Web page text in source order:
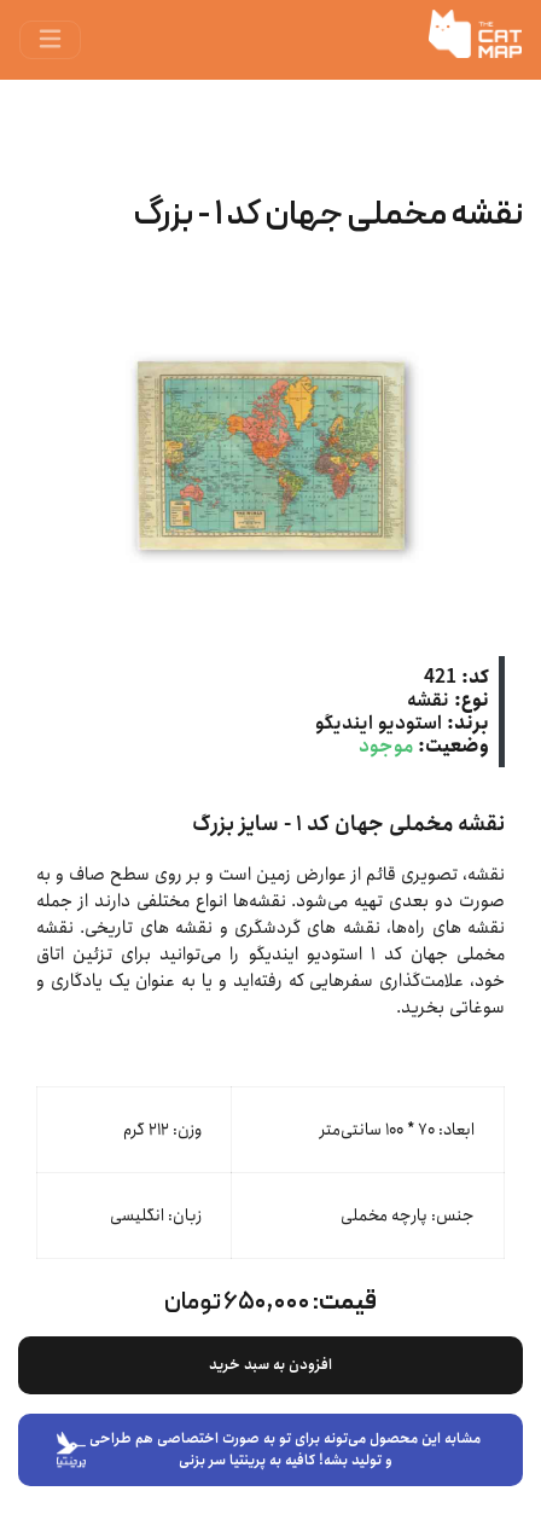
نقشه مخملی جهان کد ۱ - بزرگ
کد: 421
نوع: نقشه
برند: استودیو ایندیگو
وضعیت: موجود
نقشه مخملی جهان کد ۱ - سایز بزرگ
نقشه، تصویری قائم از عوارض زمین است و بر روی سطح صاف و به
صورت دو بعدی تهیه می‌شود. نقشه‌ها انواع مختلفی دارند از جمله
نقشه های راه‌ها، نقشه های گردشگری و نقشه های تاریخی. نقشه
مخملی جهان کد ۱ استودیو ایندیگو را می‌توانید برای تزئین اتاق
خود، علامت‌گذاری سفرهایی که رفته‌اید و یا به عنوان یک یادگاری و
سوغاتی بخرید.
ابعاد: ۷۰ * ۱۰۰ سانتی‌متر وزن: ۲۱۲ گرم
جنس: پارچه مخملی زبان: انگلیسی
قیمت:۶۵۰,۰۰۰ تومان
افزودن به سبد خرید
مشابه این محصول می‌تونه برای تو به صورت اختصاصی هم طراحی
و تولید بشه! کافیه به پرینتیا سر بزنی